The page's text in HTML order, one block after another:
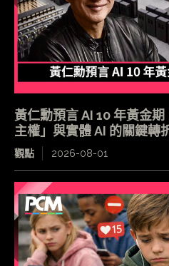
黃仁勳預言 AI 10 年黃金
主權」與實體 AI 的關鍵轉
觀點 2026-08-01